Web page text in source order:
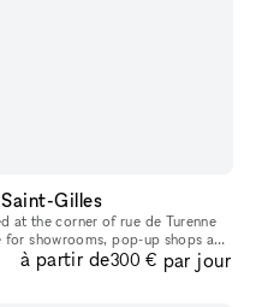
Gilles
at the corner of rue de Turenne
showrooms, pop-up shops and
be hung up or r
à partir de300 € par jour